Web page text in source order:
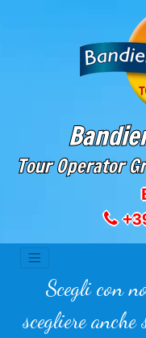
Tour Operator
Scegli con
scegliere